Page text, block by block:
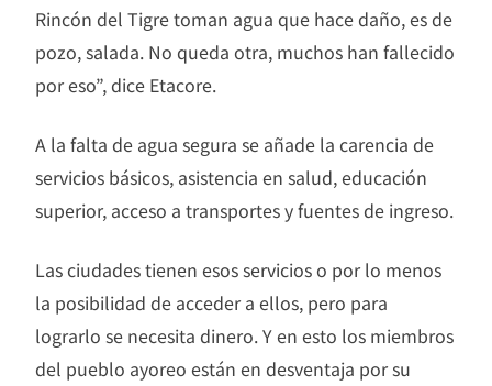
Rincón del Tigre toman agua que hace daño, es de
pozo, salada. No queda otra, muchos han fallecido
por eso”, dice Etacore.
A la falta de agua segura se añade la carencia de
servicios básicos, asistencia en salud, educación
superior, acceso a transportes y fuentes de ingreso.
Las ciudades tienen esos servicios o por lo menos
la posibilidad de acceder a ellos, pero para
lograrlo se necesita dinero. Y en esto los miembros
del pueblo ayoreo están en desventaja por su